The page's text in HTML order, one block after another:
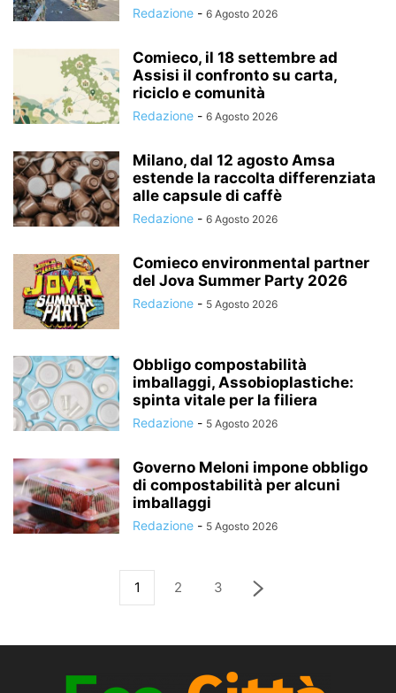
Redazione - 6 Agosto 2026
Comieco, il 18 settembre ad
Assisi il confronto su carta,
riciclo e comunità
Redazione - 6 Agosto 2026
Milano, dal 12 agosto Amsa
estende la raccolta differenziata
alle capsule di caffè
Redazione - 6 Agosto 2026
Comieco environmental partner
del Jova Summer Party 2026
Redazione - 5 Agosto 2026
Obbligo compostabilità
imballaggi, Assobioplastiche:
spinta vitale per la filiera
Redazione - 5 Agosto 2026
Governo Meloni impone obbligo
di compostabilità per alcuni
imballaggi
Redazione - 5 Agosto 2026
1 2 3